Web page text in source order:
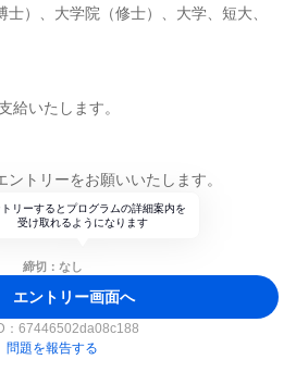
）、大学院（修士）、大学、短大、
給いたします。
トリーをお願いいたします。
トリーするとプログラムの詳細案内を
受け取れるようになります
締切：なし
エントリー画面へ
67446502da08c188
問題を報告する